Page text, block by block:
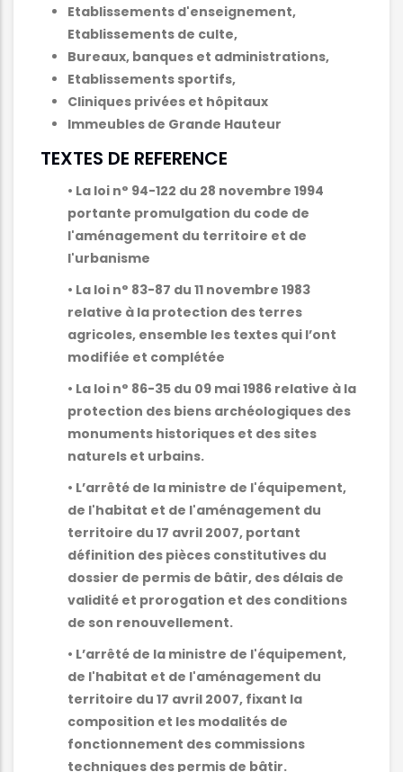
Etablissements d'enseignement,
Etablissements de culte,
Bureaux, banques et administrations,
Etablissements sportifs,
Cliniques privées et hôpitaux
Immeubles de Grande Hauteur
TEXTES DE REFERENCE
• La loi n° 94-122 du 28 novembre 1994
portante promulgation du code de
l'aménagement du territoire et de
l'urbanisme
• La loi n° 83-87 du 11 novembre 1983
relative à la protection des terres
agricoles, ensemble les textes qui l’ont
modifiée et complétée
• La loi n° 86-35 du 09 mai 1986 relative à la
protection des biens archéologiques des
monuments historiques et des sites
naturels et urbains.
• L’arrêté de la ministre de l'équipement,
de l'habitat et de l'aménagement du
territoire du 17 avril 2007, portant
définition des pièces constitutives du
dossier de permis de bâtir, des délais de
validité et prorogation et des conditions
de son renouvellement.
• L’arrêté de la ministre de l'équipement,
de l'habitat et de l'aménagement du
territoire du 17 avril 2007, fixant la
composition et les modalités de
fonctionnement des commissions
techniques des permis de bâtir.